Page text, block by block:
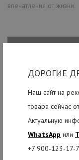
ДОРОГИЕ
Наш сайт на
товара сейчас
Актуальную
WhatsApp или
+7 900-123-17-
впечатления от жизни.